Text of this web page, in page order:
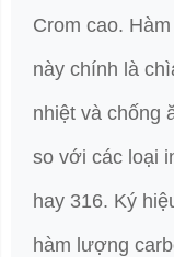
Crom cao.
này chính là
nhiệt và chống
so với các loại
hay 316. Ký
hàm lượng